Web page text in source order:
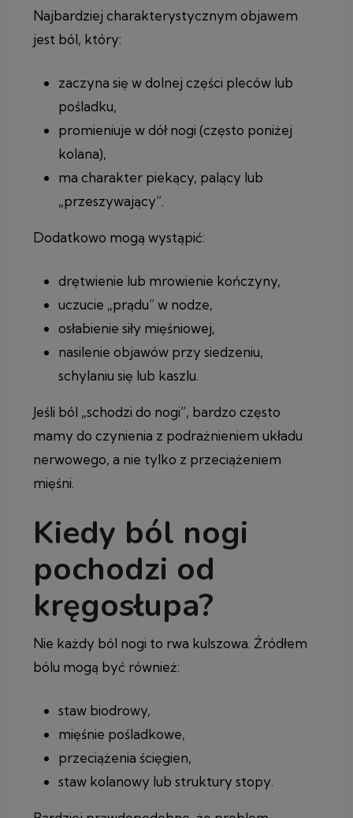
Najbardziej charakterystycznym objawem
jest ból, który:
zaczyna się w dolnej części pleców lub
pośladku,
promieniuje w dół nogi (często poniżej
kolana),
ma charakter piekący, palący lub
„przeszywający”.
Dodatkowo mogą wystąpić:
drętwienie lub mrowienie kończyny,
uczucie „prądu” w nodze,
osłabienie siły mięśniowej,
nasilenie objawów przy siedzeniu,
schylaniu się lub kaszlu.
Jeśli ból „schodzi do nogi”, bardzo często
mamy do czynienia z podrażnieniem układu
nerwowego, a nie tylko z przeciążeniem
mięśni.
Kiedy ból nogi
pochodzi od
kręgosłupa?
Nie każdy ból nogi to rwa kulszowa. Źródłem
bólu mogą być również:
staw biodrowy,
mięśnie pośladkowe,
przeciążenia ścięgien,
staw kolanowy lub struktury stopy.